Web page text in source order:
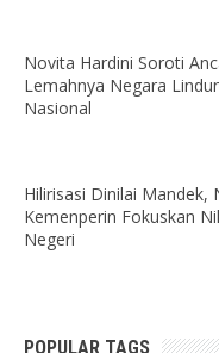
Novita Hardini Soroti
Lemahnya Negara
Nasional
Hilirisasi Dinilai Mandek,
Kemenperin Fokuskan
Negeri
POPULAR TAGS